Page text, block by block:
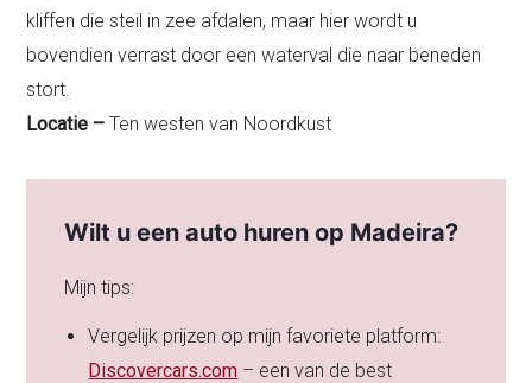
kliffen die steil in zee afdalen, maar hier wordt u
bovendien verrast door een waterval die naar beneden
stort.
Locatie –Ten westen van Noordkust
Wilt u een auto huren op Madeira?
Mijn tips:
Vergelijk prijzen op mijn favoriete platform:
Discovercars.com – een van de best